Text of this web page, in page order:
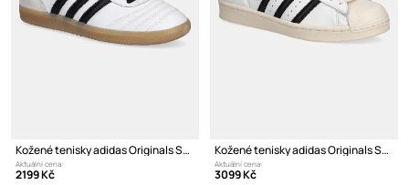
Kožené tenisky adidas Originals Samba JP
Aktuální cena:
2199 Kč
Kožené tenisky adidas Originals Superstar Vintage
Aktuální cena:
3099 Kč